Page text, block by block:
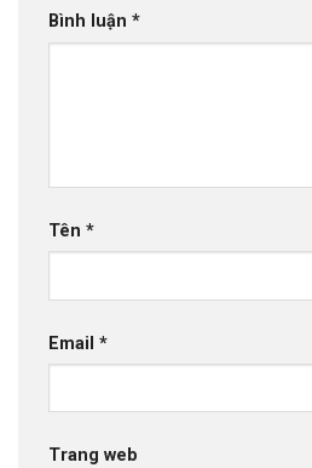
Bình luận *
Tên *
Email *
Trang web